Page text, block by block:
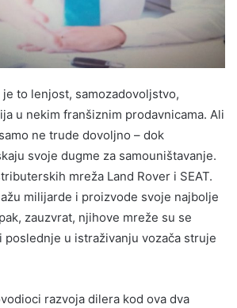
to lenjost, samozadovoljstvo,
u nekim franšiznim prodavnicama. Ali
ne trude dovoljno – dok
svoje dugme za samouništavanje.
mreža Land Rover i SEAT.
milijarde i proizvode svoje najbolje
zauzvrat, njihove mreže su se
poslednje u istraživanju vozača struje
razvoja dilera kod ova dva